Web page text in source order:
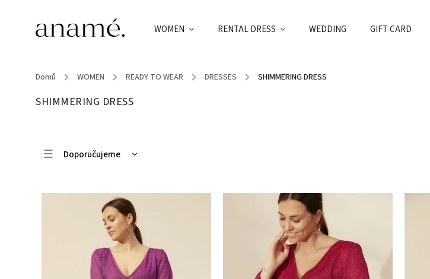
WOMEN RENTAL DRESS WEDDING GIFT CARD
Domů / WOMEN / READY TO WEAR / DRESSES / SHIMMERING DRESS
SHIMMERING DRESS
Doporučujeme
Nejdražší
Nejprodávanější